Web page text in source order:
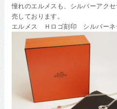
憧れのエルメスも、シルバーアク
売しております。
エルメス Ｈロゴ刻印 シルバーネ